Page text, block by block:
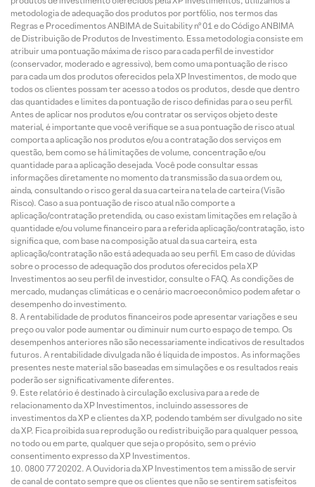
metodologia de adequação dos produtos por portfólio, nos termos das
Regras e Procedimentos ANBIMA de Suitability nº 01 e do Código ANBIMA
de Distribuição de Produtos de Investimento. Essa metodologia consiste em
atribuir uma pontuação máxima de risco para cada perfil de investidor
(conservador, moderado e agressivo), bem como uma pontuação de risco
para cada um dos produtos oferecidos pela XP Investimentos, de modo que
todos os clientes possam ter acesso a todos os produtos, desde que dentro
das quantidades e limites da pontuação de risco definidas para o seu perfil.
Antes de aplicar nos produtos e/ou contratar os serviços objeto deste
material, é importante que você verifique se a sua pontuação de risco atual
comporta a aplicação nos produtos e/ou a contratação dos serviços em
questão, bem como se há limitações de volume, concentração e/ou
quantidade para a aplicação desejada. Você pode consultar essas
informações diretamente no momento da transmissão da sua ordem ou,
ainda, consultando o risco geral da sua carteira na tela de carteira (Visão
Risco). Caso a sua pontuação de risco atual não comporte a
aplicação/contratação pretendida, ou caso existam limitações em relação à
quantidade e/ou volume financeiro para a referida aplicação/contratação, isto
significa que, com base na composição atual da sua carteira, esta
aplicação/contratação não está adequada ao seu perfil. Em caso de dúvidas
sobre o processo de adequação dos produtos oferecidos pela XP
Investimentos ao seu perfil de investidor, consulte o FAQ. As condições de
mercado, mudanças climáticas e o cenário macroeconômico podem afetar o
desempenho do investimento.
A rentabilidade de produtos financeiros pode apresentar variações e seu
preço ou valor pode aumentar ou diminuir num curto espaço de tempo. Os
desempenhos anteriores não são necessariamente indicativos de resultados
futuros. A rentabilidade divulgada não é líquida de impostos. As informações
presentes neste material são baseadas em simulações e os resultados reais
poderão ser significativamente diferentes.
Este relatório é destinado à circulação exclusiva para a rede de
relacionamento da XP Investimentos, incluindo assessores de
investimentos da XP e clientes da XP, podendo também ser divulgado no site
da XP. Fica proibida sua reprodução ou redistribuição para qualquer pessoa,
no todo ou em parte, qualquer que seja o propósito, sem o prévio
consentimento expresso da XP Investimentos.
0800 77 20202. A Ouvidoria da XP Investimentos tem a missão de servir
de canal de contato sempre que os clientes que não se sentirem satisfeitos